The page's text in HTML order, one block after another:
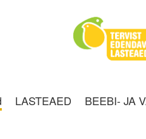
LASTEAED BEEBI- JA